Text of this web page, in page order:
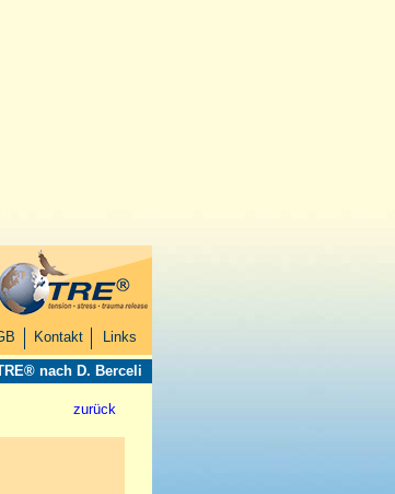
Kontakt Links
nach D. Berceli
zurück